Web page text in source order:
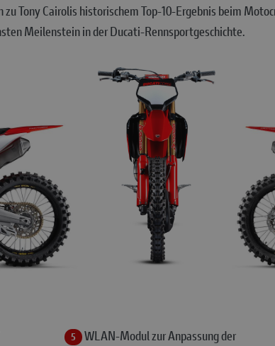
Tony Cairolis historischem Top-10-Ergebnis beim
Meilenstein in der Ducati-Rennsportgeschichte.
5 WLAN-Modul zur Anpassung der